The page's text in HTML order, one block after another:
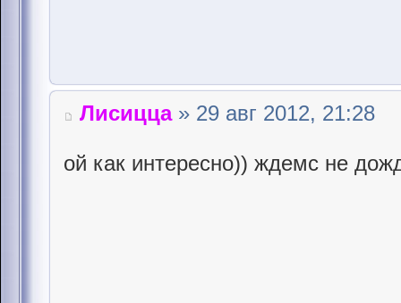
Лисицца» 29 авг 2012, 21:28
ой как интересно)) ждемс не